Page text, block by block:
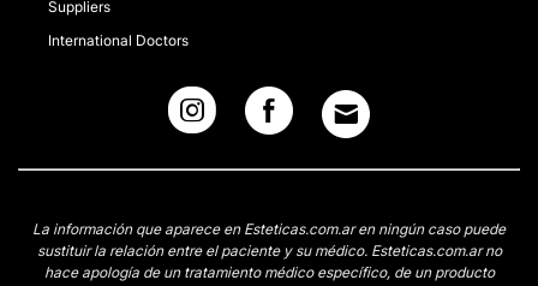
Suppliers
International Doctors
La información que aparece en Esteticas.com.ar en ningún caso puede
sustituir la relación entre el paciente y su médico. Esteticas.com.ar no
hace apología de un tratamiento médico específico, de un producto